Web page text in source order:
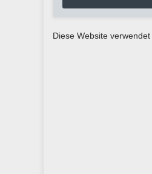
Diese Website